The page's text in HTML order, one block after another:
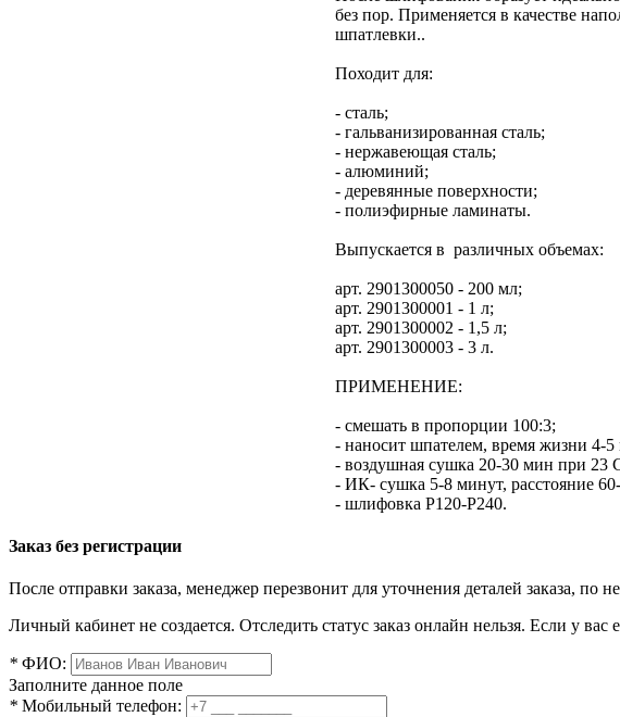
без пор. Применяется в качестве
шпатлевки..
Походит для:
- сталь;
- гальванизированная сталь;
- нержавеющая сталь;
- алюминий;
- деревянные поверхности;
- полиэфирные ламинаты.
Выпускается в различных объемах:
арт. 2901300050 - 200 мл;
арт. 2901300001 - 1 л;
арт. 2901300002 - 1,5 л;
арт. 2901300003 - 3 л.
ПРИМЕНЕНИЕ:
- смешать в пропорции 100:3;
- наносит шпателем, время жизни 4-5
- воздушная сушка 20-30 мин при 23
- ИК- сушка 5-8 минут, расстояние
- шлифовка P120-P240.
Заказ без регистрации
После отправки заказа, менеджер перезвонит для уточнения деталей заказа, по
Личный кабинет не создается. Отследить статус заказ онлайн нельзя. Если у вас
* ФИО:
Заполните данное поле
* Мобильный телефон: